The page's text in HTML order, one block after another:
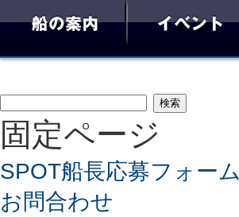
検
索:
固定ページ
SPOT船長応募フォーム
お問合わせ